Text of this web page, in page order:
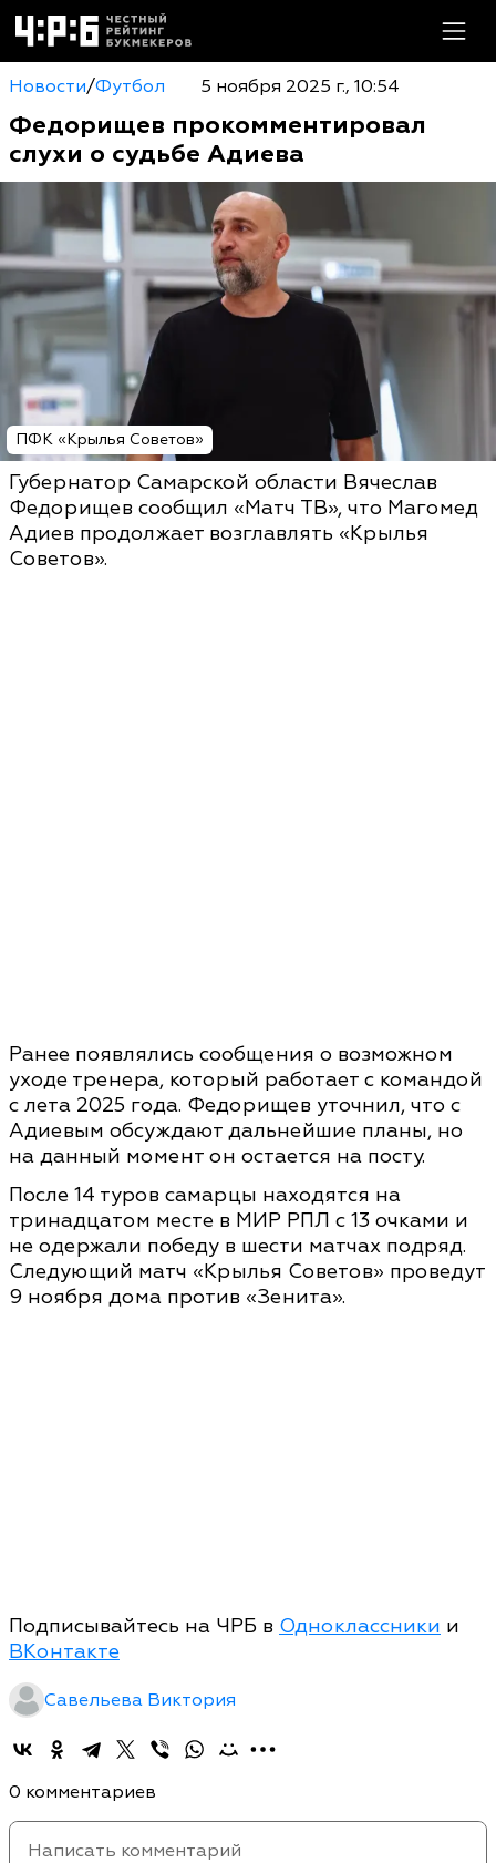
Новости/Футбол 5 ноября 2025 г., 10:54
Федорищев прокомментировал
слухи о судьбе Адиева
ПФК «Крылья Советов»
Губернатор Самарской области Вячеслав
Федорищев сообщил «Матч ТВ», что Магомед
Адиев продолжает возглавлять «Крылья
Советов».
Ранее появлялись сообщения о возможном
уходе тренера, который работает с командой
с лета 2025 года. Федорищев уточнил, что с
Адиевым обсуждают дальнейшие планы, но
на данный момент он остается на посту.
После 14 туров самарцы находятся на
тринадцатом месте в МИР РПЛ с 13 очками и
не одержали победу в шести матчах подряд.
Следующий матч «Крылья Советов» проведут
9 ноября дома против «Зенита».
Подписывайтесь на ЧРБ в Одноклассники и
ВКонтакте
Савельева Виктория
0 комментариев